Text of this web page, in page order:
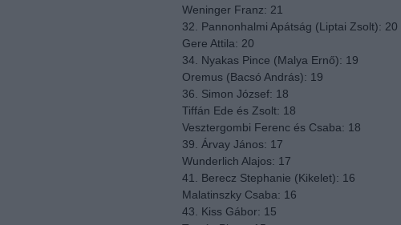
Weninger Franz: 21
32. Pannonhalmi Apátság (Liptai Zsolt): 20
Gere Attila: 20
34. Nyakas Pince (Malya Ernő): 19
Oremus (Bacsó András): 19
36. Simon József: 18
Tiffán Ede és Zsolt: 18
Vesztergombi Ferenc és Csaba: 18
39. Árvay János: 17
Wunderlich Alajos: 17
41. Berecz Stephanie (Kikelet): 16
Malatinszky Csaba: 16
43. Kiss Gábor: 15